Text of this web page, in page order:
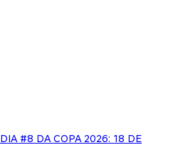
DIA #8 DA COPA 2026: 18 DE